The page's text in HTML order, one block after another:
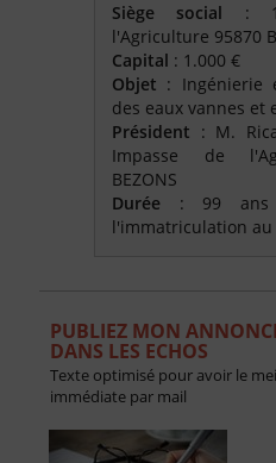
Siège social :
l'Agriculture 95870
Capital : 1.000 €
Objet : Ingénierie
des eaux vannes et
Président : M.
Impasse de
BEZONS
Durée : 99 ans
l'immatriculation au
PUBLIEZ MON
DANS LES ECHOS
Texte optimisé pour avoir le
immédiate par mail